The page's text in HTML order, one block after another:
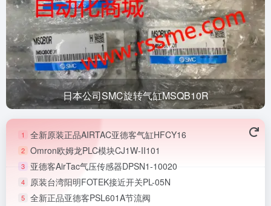
日本公司SMC旋转气缸MSQB10R
1 全新原装正品AIRTAC亚德客气缸HFCY16
2 Omron欧姆龙PLC模块CJ1W-II101
3 亚德客AirTac气压传感器DPSN1-10020
4 原装台湾阳明FOTEK接近开关PL-05N
5 全新正品亚德客PSL601A节流阀